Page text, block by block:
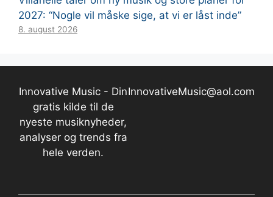
2027: “Nogle vil måske sige, at vi er låst inde”
8. august 2026
Innovative Music - Din
gratis kilde til de
nyeste musiknyheder,
analyser og trends fra
hele verden.
InnovativeMusic@aol.com